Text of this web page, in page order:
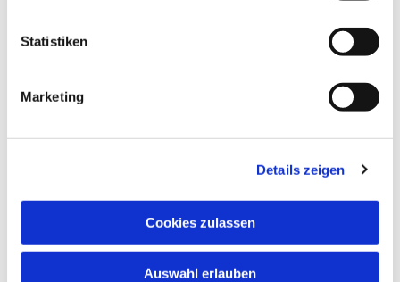
Statistiken
Marketing
Details zeigen
Cookies zulassen
Auswahl erlauben